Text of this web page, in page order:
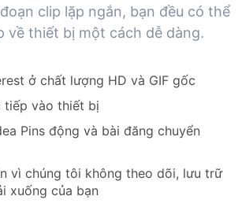
clip lặp ngắn, bạn đều có thể
về thiết bị một cách dễ dàng.
ở chất lượng HD và GIF gốc
tiếp vào thiết bị
Pins động và bài đăng chuyển
vì chúng tôi không theo dõi, lưu trữ
xuống của bạn